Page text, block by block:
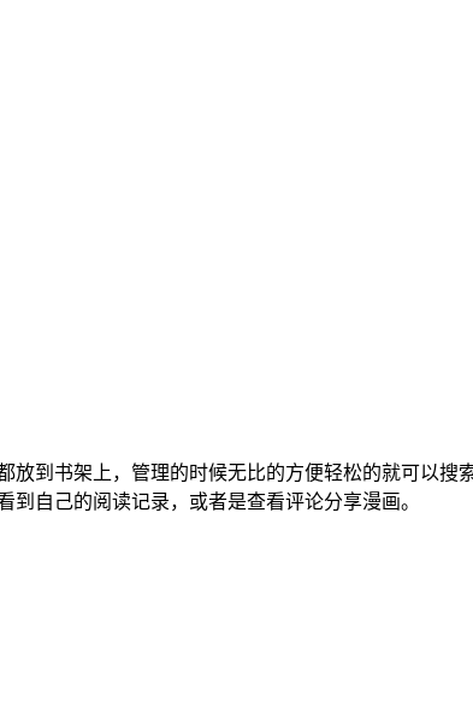
到书架上，管理的时候无比的方便轻松的就可以搜
自己的阅读记录，或者是查看评论分享漫画。